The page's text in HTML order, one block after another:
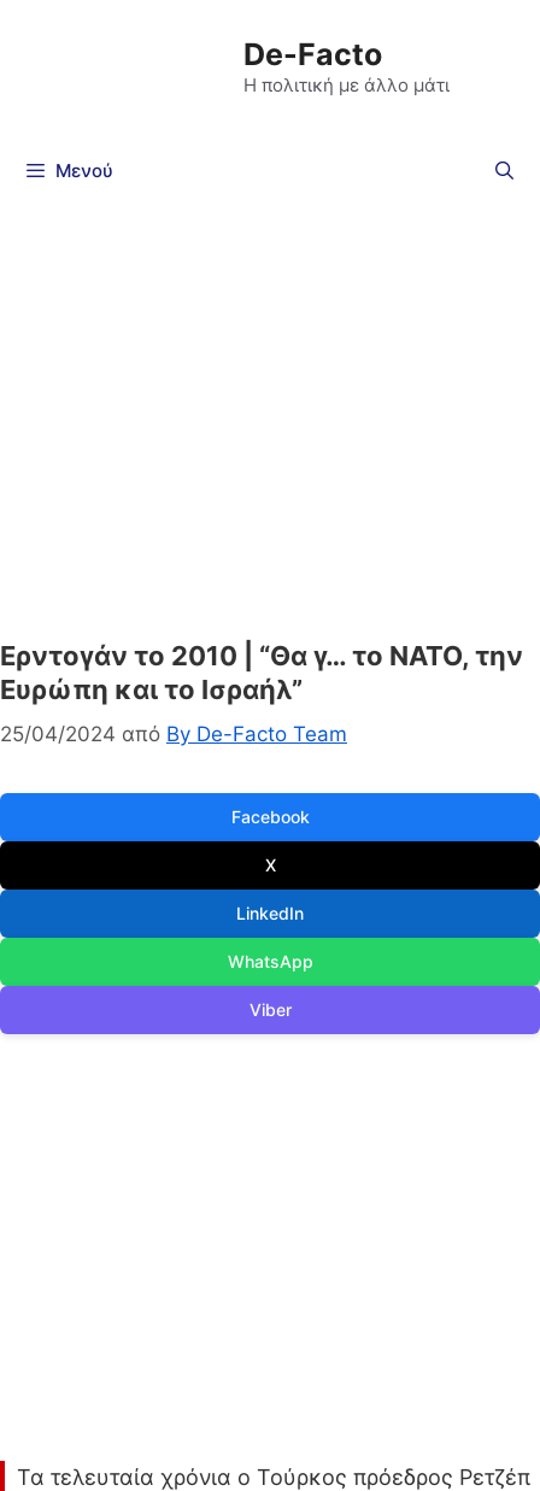
De-Facto
Η πολιτική με άλλο μάτι
Μενού
Ερντογάν το 2010 | “Θα γ… το ΝΑΤΟ, την
Ευρώπη και το Ισραήλ”
25/04/2024 από By De-Facto Team
Facebook
X
LinkedIn
WhatsApp
Viber
Τα τελευταία χρόνια ο Τούρκος πρόεδρος Ρετζέπ